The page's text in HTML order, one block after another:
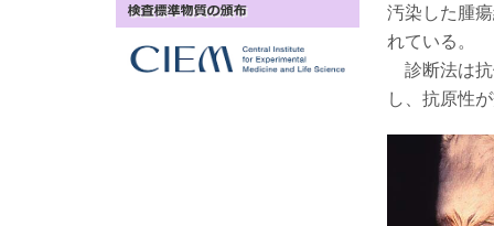
汚染した腫
れている。
診断法は抗
し、抗原性